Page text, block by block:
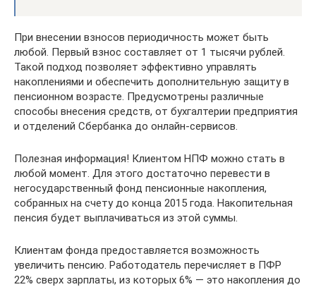
При внесении взносов периодичность может быть
любой. Первый взнос составляет от 1 тысячи рублей.
Такой подход позволяет эффективно управлять
накоплениями и обеспечить дополнительную защиту в
пенсионном возрасте. Предусмотрены различные
способы внесения средств, от бухгалтерии предприятия
и отделений Сбербанка до онлайн-сервисов.
Полезная информация! Клиентом НПФ можно стать в
любой момент. Для этого достаточно перевести в
негосударственный фонд пенсионные накопления,
собранных на счету до конца 2015 года. Накопительная
пенсия будет выплачиваться из этой суммы.
Клиентам фонда предоставляется возможность
увеличить пенсию. Работодатель перечисляет в ПФР
22% сверх зарплаты, из которых 6% — это накопления до